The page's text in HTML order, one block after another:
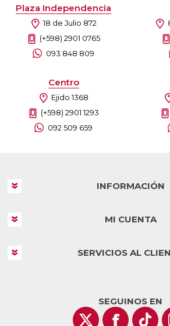
Plaza Independencia
18 de Julio 872
(+598) 2901 0765
093 848 809
Centro
Ejido 1368
(+598) 2901 1293
092 509 659
INFORMACIÓN
MI CUENTA
SERVICIOS AL
SEGUINOS EN